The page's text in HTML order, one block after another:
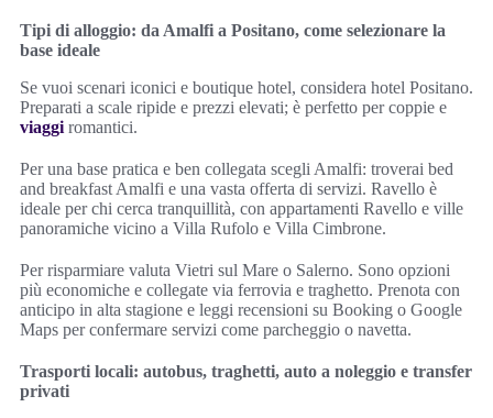
Tipi di alloggio: da Amalfi a Positano, come selezionare la
base ideale
Se vuoi scenari iconici e boutique hotel, considera hotel Positano.
Preparati a scale ripide e prezzi elevati; è perfetto per coppie e
viaggi romantici.
Per una base pratica e ben collegata scegli Amalfi: troverai bed
and breakfast Amalfi e una vasta offerta di servizi. Ravello è
ideale per chi cerca tranquillità, con appartamenti Ravello e ville
panoramiche vicino a Villa Rufolo e Villa Cimbrone.
Per risparmiare valuta Vietri sul Mare o Salerno. Sono opzioni
più economiche e collegate via ferrovia e traghetto. Prenota con
anticipo in alta stagione e leggi recensioni su Booking o Google
Maps per confermare servizi come parcheggio o navetta.
Trasporti locali: autobus, traghetti, auto a noleggio e transfer
privati